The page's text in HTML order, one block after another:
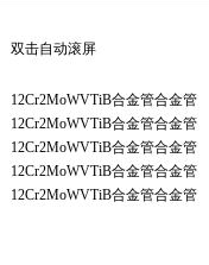
双击自动滚屏
12Cr2MoWVTiB合金管合金管
12Cr2MoWVTiB合金管合金管
12Cr2MoWVTiB合金管合金管
12Cr2MoWVTiB合金管合金管
12Cr2MoWVTiB合金管合金管